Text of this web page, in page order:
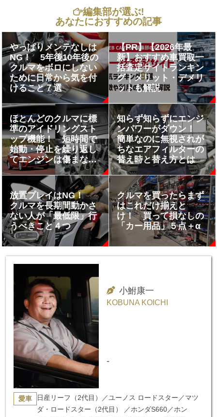
編集部が選ぶ!
あなたにおすすめの記事
やっぱりメンテなしは
NG！ 5年後10年後の
クルマをボロにしない
ために日常から気を付
けること７選
【PR】【2026年最
新】おすすめ車買取一
括査定サイトランキン
グ｜メリット・デメリ
ットも解説
ほとんどのクルマに標
準のアイドリングスト
ップ機能！ 短時間で
始動・停止を繰り返し
てエンジンは傷まない
のか？
知らず知らずにエンジ
ンパワーがダウン！
簡単なのに無視されが
ちなエアフィルターの
替え時と替え方とは
放置プレイはNG！
クルマを長期間動かさ
ない人が「最低限」行
うべきこと４つ
クルマを買ったらまず
はこれだけ揃えと
け！ 買って損なしの
「カー用品」５点＋α
小鮒康一
KOBUNA KOICHI
-
愛車
日産リーフ（2代目）／ユーノス ロードスター／マツ
ダ・ロードスター（2代目） ／ホンダS660／ホン